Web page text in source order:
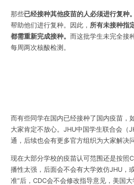
那些已经接种其他疫苗的人必须进行复种。
帮助他们进行复种。因此， 所有未接种指
都需重新完成接种。 而这批学生未完全接
每周两次核酸检测。
而有些同学在国内已经接种了国内疫苗，
大家肯定不放心。JHU中国学生联合会（
通，后续也会有更多官方组织为大家解决问
现在大部分学校的疫苗认可范围还是按照
播性太强，后面会不会有大学效仿JHU，
准”后，CDC会不会修改指导意见，美国